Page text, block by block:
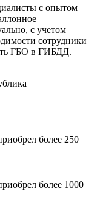
с опытом
с учетом
сотрудники
ГБО в ГИБДД.
более 250
более 1000